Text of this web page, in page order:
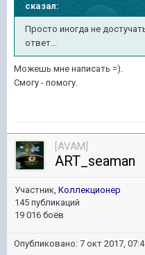
сказал:
Просто иногда не
ответ...
Можешь мне написать =).
Смогу - помогу.
[AVAM]
ART_seaman
Участник, Коллекционер
145 публикаций
19 016 боёв
Опубликовано: 7 окт 2017,